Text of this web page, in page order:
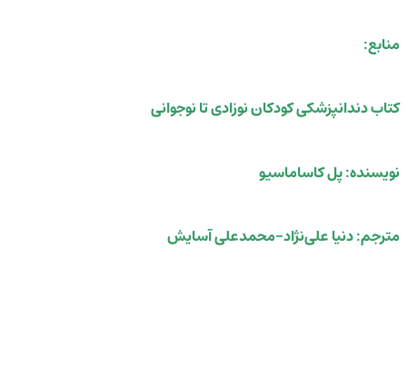
منابع:
کتاب دندانپزشکی کودکان نوزادی تا نوجوانی
نویسنده: پل کاساماسیو
مترجم: دنیا علی‌نژاد-محمدعلی آسایش